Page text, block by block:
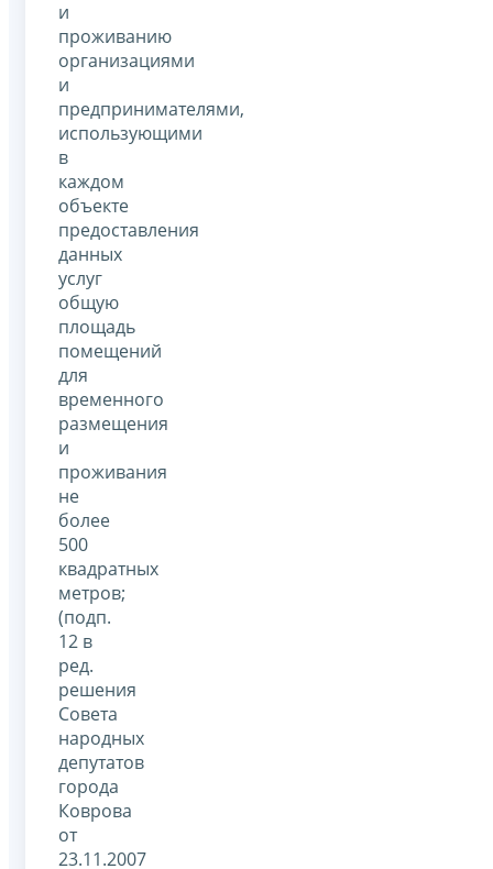
и
проживанию
организациями
и
предпринимателями,
использующими
в
каждом
объекте
предоставления
данных
услуг
общую
площадь
помещений
для
временного
размещения
и
проживания
не
более
500
квадратных
метров;
(подп.
12 в
ред.
решения
Совета
народных
депутатов
города
Коврова
от
23.11.2007